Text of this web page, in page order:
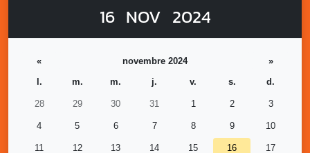
16 NOV 2024
« novembre 2024
»
l.
m. m. j. v. s. d.
28 29 30 31 1 2 3
4 5 6 7 8 9 10
11 12 13 14 15 16 17